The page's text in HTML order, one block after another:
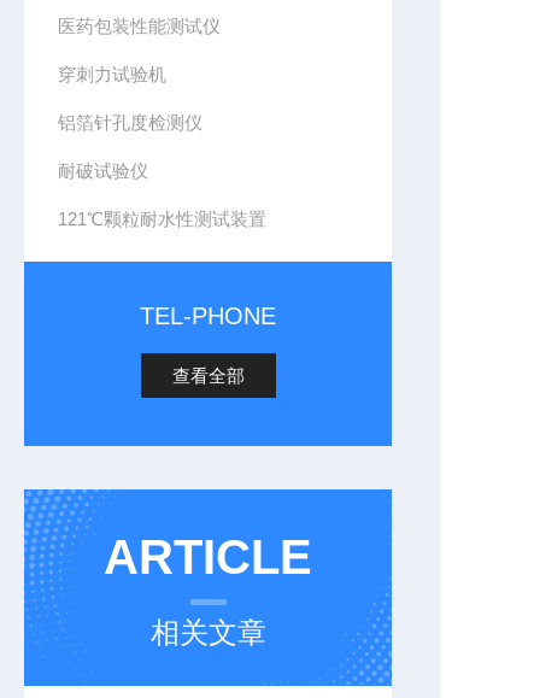
医药包装性能测试仪
穿刺力试验机
铝箔针孔度检测仪
耐破试验仪
121℃颗粒耐水性测试装置
TEL-PHONE
查看全部
ARTICLE
相关文章